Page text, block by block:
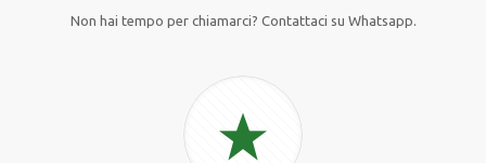
Non hai tempo per chiamarci? Contattaci su Whatsapp.